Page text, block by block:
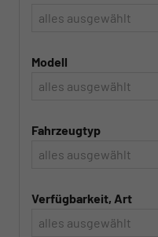
alles ausgewählt
Modell
alles ausgewählt
Fahrzeugtyp
alles ausgewählt
Verfügbarkeit, Art
alles ausgewählt